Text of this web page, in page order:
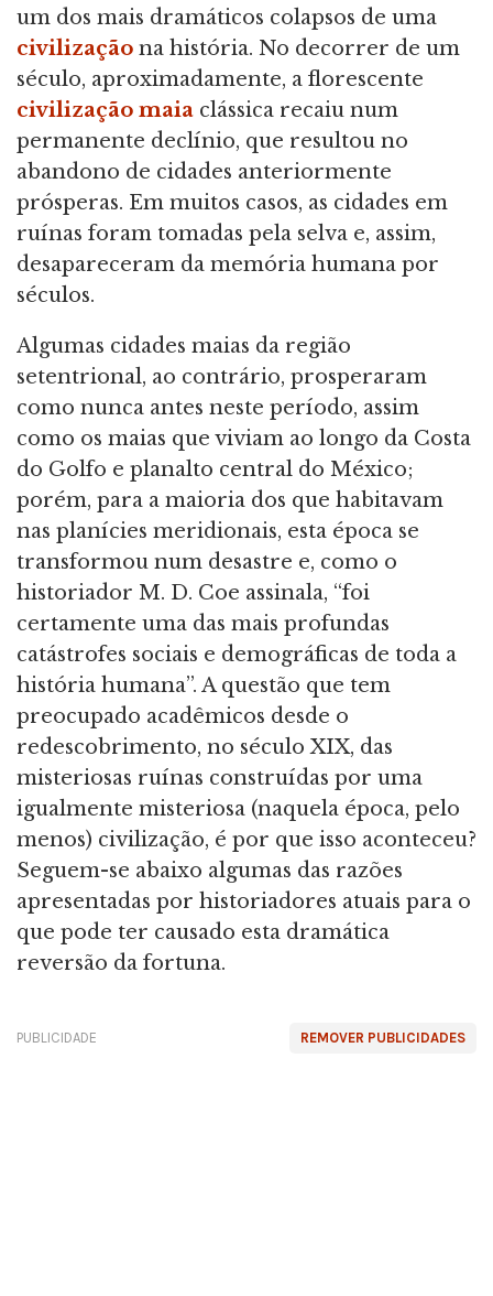
um dos mais dramáticos colapsos de uma
civilização na história. No decorrer de um
século, aproximadamente, a florescente
civilização maia clássica recaiu num
permanente declínio, que resultou no
abandono de cidades anteriormente
prósperas. Em muitos casos, as cidades em
ruínas foram tomadas pela selva e, assim,
desapareceram da memória humana por
séculos.
Algumas cidades maias da região
setentrional, ao contrário, prosperaram
como nunca antes neste período, assim
como os maias que viviam ao longo da Costa
do Golfo e planalto central do México;
porém, para a maioria dos que habitavam
nas planícies meridionais, esta época se
transformou num desastre e, como o
historiador M. D. Coe assinala, “foi
certamente uma das mais profundas
catástrofes sociais e demográficas de toda a
história humana”. A questão que tem
preocupado acadêmicos desde o
redescobrimento, no século XIX, das
misteriosas ruínas construídas por uma
igualmente misteriosa (naquela época, pelo
menos) civilização, é por que isso aconteceu?
Seguem-se abaixo algumas das razões
apresentadas por historiadores atuais para o
que pode ter causado esta dramática
reversão da fortuna.
REMOVER PUBLICIDADES
PUBLICIDADE